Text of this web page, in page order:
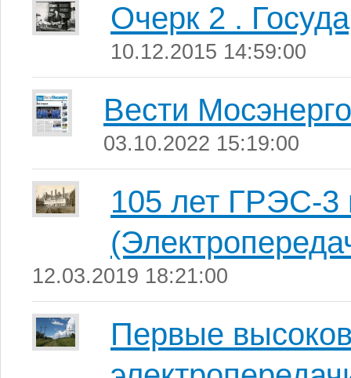
Очерк 2 .
10.12.2015 14:59:00
Вести Мосэнерго
03.10.2022 15:19:00
105 лет ГРЭС-3
12.03.2019 18:21:00
Первые